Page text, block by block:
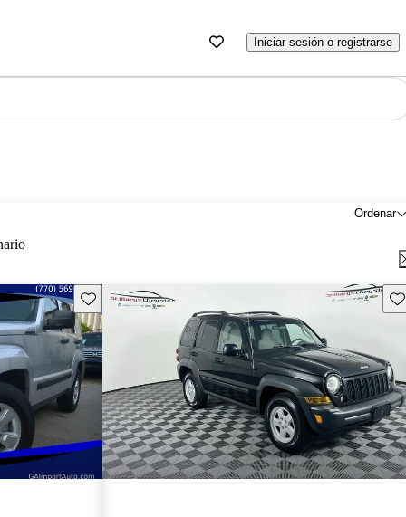
Iniciar sesión o registrarse
Ordenar
Guarda este Aviso